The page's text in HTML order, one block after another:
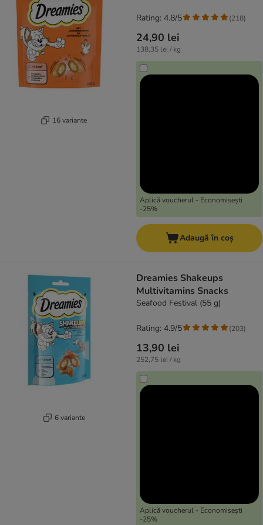
16 variante
24,90 lei
138,35 lei / kg
Aplică voucherul - Economisești
-25%
Rating: 4.8/5 (218)
Adaugă în coș
6 variante
Dreamies Shakeups
Multivitamins Snacks
Seafood Festival (55 g)
13,90 lei
252,75 lei / kg
Aplică voucherul - Economisești
-25%
Rating: 4.9/5 (203)